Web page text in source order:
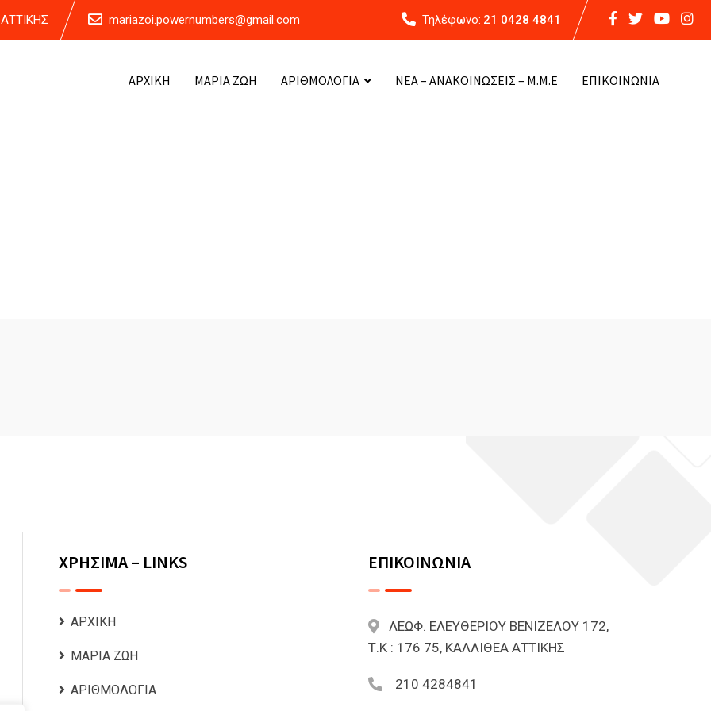
mariazoi.powernumbers@gmail.com Τηλέφωνο: 21 0428 4841
ΑΡΧΙΚΗ ΜΑΡΙΑ ΖΩΗ ΑΡΙΘΜΟΛΟΓΙΑ ΝΕΑ – ΑΝΑΚΟΙΝΩΣΕΙΣ – Μ.Μ.Ε ΕΠΙΚΟΙΝΩΝΙΑ
ΧΡΗΣΙΜΑ – LINKS
ΑΡΧΙΚΗ
ΜΑΡΙΑ ΖΩΗ
ΑΡΙΘΜΟΛΟΓΙΑ
ΕΠΙΚΟΙΝΩΝΙΑ
ΛΕΩΦ. ΕΛΕΥΘΕΡΙΟΥ ΒΕΝΙΖΕΛΟΥ 172,
Τ.Κ : 176 75, ΚΑΛΛΙΘΕΑ ΑΤΤΙΚΗΣ
210 4284841